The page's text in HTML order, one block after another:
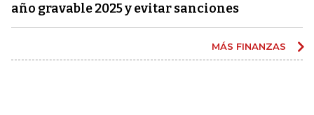
año gravable 2025 y evitar sanciones
MÁS FINANZAS